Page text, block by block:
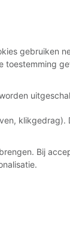
gebruiken
toestemming
klikgedrag).
Bij